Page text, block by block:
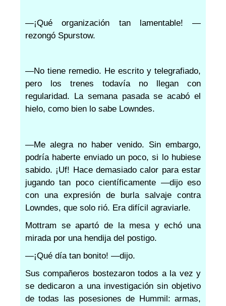
—¡Qué organización tan lamentable! —
rezongó Spurstow.
—No tiene remedio. He escrito y telegrafiado,
pero los trenes todavía no llegan con
regularidad. La semana pasada se acabó el
hielo, como bien lo sabe Lowndes.
—Me alegra no haber venido. Sin embargo,
podría haberte enviado un poco, si lo hubiese
sabido. ¡Uf! Hace demasiado calor para estar
jugando tan poco científicamente —dijo eso
con una expresión de burla salvaje contra
Lowndes, que solo rió. Era difícil agraviarle.
Mottram se apartó de la mesa y echó una
mirada por una hendija del postigo.
—¡Qué día tan bonito! —dijo.
Sus compañeros bostezaron todos a la vez y
se dedicaron a una investigación sin objetivo
de todas las posesiones de Hummil: armas,